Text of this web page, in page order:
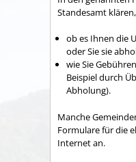
Standesamt klären,
ob es Ihnen die
oder Sie sie
wie Sie
Beispiel durch
Abholung).
Manche
Formulare für die
Internet an.